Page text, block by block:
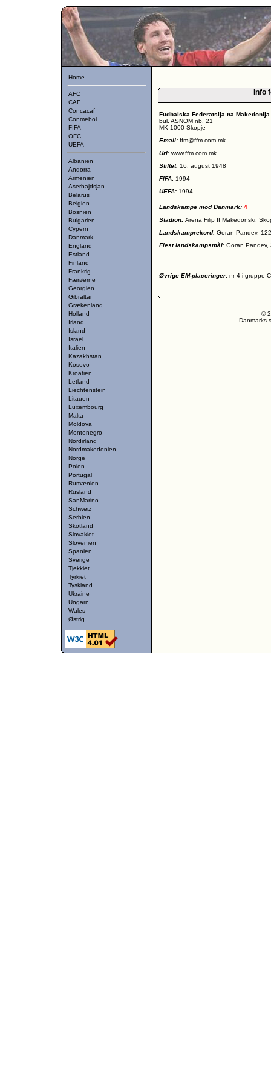
Home
AFC
CAF
Concacaf
Conmebol
FIFA
OFC
UEFA
Albanien
Andorra
Armenien
Aserbajdsjan
Belarus
Belgien
Bosnien
Bulgarien
Cypern
Danmark
England
Estland
Finland
Frankrig
Færøerne
Georgien
Gibraltar
Grækenland
Holland
Irland
Island
Israel
Italien
Kazakhstan
Kosovo
Kroatien
Letland
Liechtenstein
Litauen
Luxembourg
Malta
Moldova
Montenegro
Nordirland
Nordmakedonien
Norge
Polen
Portugal
Rumænien
Rusland
SanMarino
Schweiz
Serbien
Skotland
Slovakiet
Slovenien
Spanien
Sverige
Tjekkiet
Tyrkiet
Tyskland
Ukraine
Ungarn
Wales
Østrig
Info
Fudbalska Federatsija na Makedonija
bul. ASNOM nb. 21
MK-1000 Skopje
Email: ffm@ffm.com.mk
Url: www.ffm.com.mk
Stiftet: 16. august 1948
FIFA: 1994
UEFA: 1994
Landskampe mod Danmark: 4
Stadion: Arena Filip II Makedonski,
Landskamprekord: Goran Pandev, 122
Flest landskampsmål: Goran Pandev,
Øvrige EM-placeringer: nr 4 i gruppe
©
Danmarks